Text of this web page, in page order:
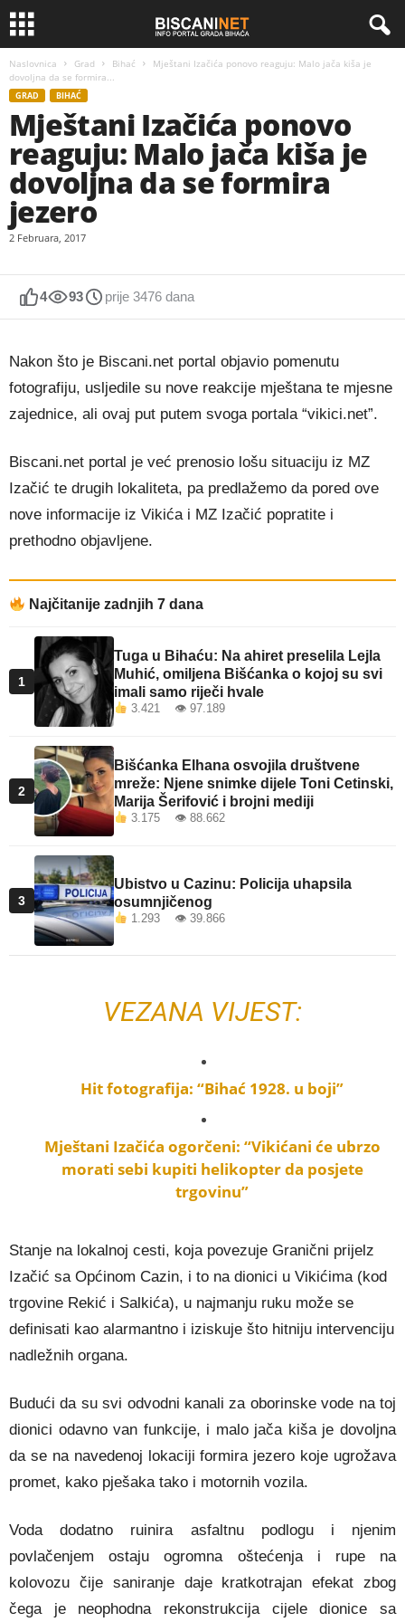
Naslovnica Grad Bihać
Mještani Izačića ponovo reaguju: Malo jača kiša je
dovoljna da se formira...
GRAD BIHAĆ
Mještani Izačića ponovo
reaguju: Malo jača kiša je
dovoljna da se formira
jezero
2 Februara, 2017
4 93 prije 3476 dana
Nakon što je Biscani.net portal objavio pomenutu
fotografiju, usljedile su nove reakcije mještana te mjesne
zajednice, ali ovaj put putem svoga portala “vikici.net”.
Biscani.net portal je već prenosio lošu situaciju iz MZ
Izačić te drugih lokaliteta, pa predlažemo da pored ove
nove informacije iz Vikića i MZ Izačić popratite i
prethodno objavljene.
Najčitanije zadnjih 7 dana
1
Tuga u Bihaću: Na ahiret preselila Lejla
Muhić, omiljena Bišćanka o kojoj su svi
imali samo riječi hvale
3.421 👁 97.189
2
Bišćanka Elhana osvojila društvene
mreže: Njene snimke dijele Toni Cetinski,
Marija Šerifović i brojni mediji
3.175 👁 88.662
3
Ubistvo u Cazinu: Policija uhapsila
osumnjičenog
1.293 👁 39.866
VEZANA VIJEST:
Hit fotografija: “Bihać 1928. u boji”
Mještani Izačića ogorčeni: “Vikićani će ubrzo
morati sebi kupiti helikopter da posjete
trgovinu”
Stanje na lokalnoj cesti, koja povezuje Granični prijelz
Izačić sa Općinom Cazin, i to na dionici u Vikićima (kod
trgovine Rekić i Salkića), u najmanju ruku može se
definisati kao alarmantno i iziskuje što hitniju intervenciju
nadležnih organa.
Budući da su svi odvodni kanali za oborinske vode na toj
dionici odavno van funkcije, i malo jača kiša je dovoljna
da se na navedenoj lokaciji formira jezero koje ugrožava
promet, kako pješaka tako i motornih vozila.
Voda dodatno ruinira asfaltnu podlogu i njenim
povlačenjem ostaju ogromna oštećenja i rupe na
kolovozu čije saniranje daje kratkotrajan efekat zbog
čega je neophodna rekonstrukcija cijele dionice sa